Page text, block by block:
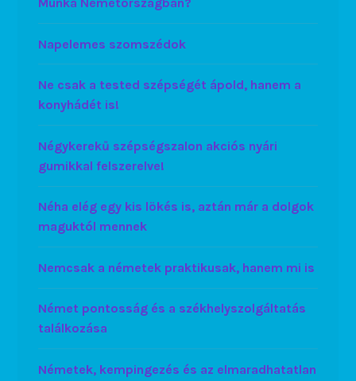
Napelemes szomszédok
Ne csak a tested szépségét ápold, hanem a
konyhádét is!
Négykerekű szépségszalon akciós nyári
gumikkal felszerelve!
Néha elég egy kis lökés is, aztán már a dolgok
maguktól mennek
Nemcsak a németek praktikusak, hanem mi is
Német pontosság és a székhelyszolgáltatás
találkozása
Németek, kempingezés és az elmaradhatatlan